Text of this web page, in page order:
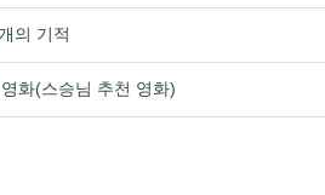
의 기적
화(스승님 추천 영화)